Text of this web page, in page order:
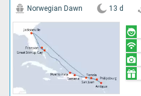
Norwegian Dawn 13 d